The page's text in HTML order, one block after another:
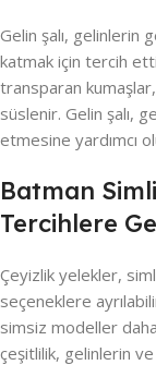
Gelin şalı, gelinlerin
katmak için tercih
transparan
süslenir. Gelin şalı,
etmesine yardımcı
Batman
Tercihlere
Çeyizlik yelekler,
seçeneklere
simsiz modeller
çeşitlilik, gelinlerin ve